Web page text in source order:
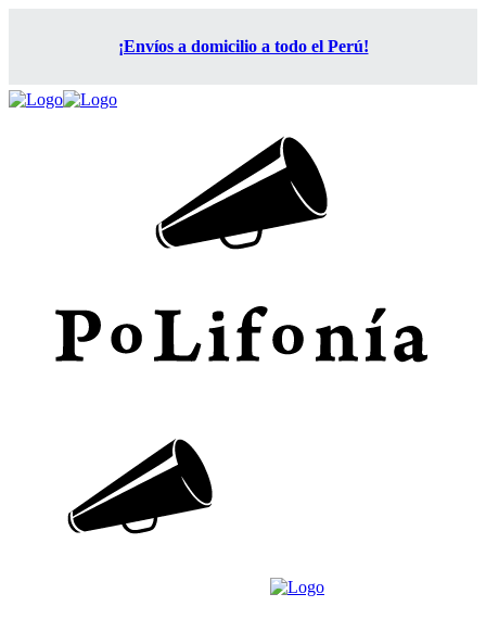
¡Envíos a domicilio a todo el Perú!